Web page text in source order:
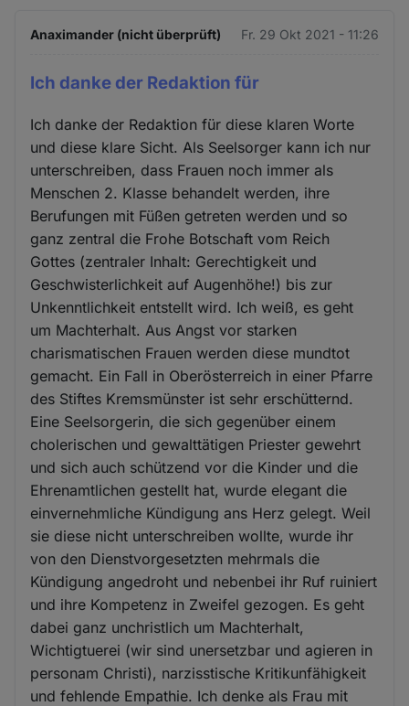
Anaximander (nicht überprüft) Fr. 29 Okt 2021 - 11:26
Ich danke der Redaktion für
Ich danke der Redaktion für diese klaren Worte
und diese klare Sicht. Als Seelsorger kann ich nur
unterschreiben, dass Frauen noch immer als
Menschen 2. Klasse behandelt werden, ihre
Berufungen mit Füßen getreten werden und so
ganz zentral die Frohe Botschaft vom Reich
Gottes (zentraler Inhalt: Gerechtigkeit und
Geschwisterlichkeit auf Augenhöhe!) bis zur
Unkenntlichkeit entstellt wird. Ich weiß, es geht
um Machterhalt. Aus Angst vor starken
charismatischen Frauen werden diese mundtot
gemacht. Ein Fall in Oberösterreich in einer Pfarre
des Stiftes Kremsmünster ist sehr erschütternd.
Eine Seelsorgerin, die sich gegenüber einem
cholerischen und gewalttätigen Priester gewehrt
und sich auch schützend vor die Kinder und die
Ehrenamtlichen gestellt hat, wurde elegant die
einvernehmliche Kündigung ans Herz gelegt. Weil
sie diese nicht unterschreiben wollte, wurde ihr
von den Dienstvorgesetzten mehrmals die
Kündigung angedroht und nebenbei ihr Ruf ruiniert
und ihre Kompetenz in Zweifel gezogen. Es geht
dabei ganz unchristlich um Machterhalt,
Wichtigtuerei (wir sind unersetzbar und agieren in
personam Christi), narzisstische Kritikunfähigkeit
und fehlende Empathie. Ich denke als Frau mit